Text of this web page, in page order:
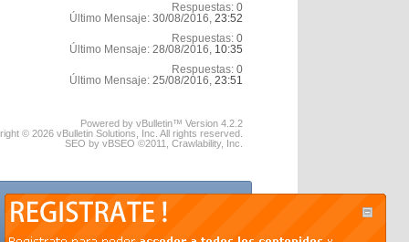
Respuestas: 0
Último Mensaje: 30/08/2016, 23:52
Respuestas: 0
Último Mensaje: 28/08/2016, 10:35
Respuestas: 0
Último Mensaje: 25/08/2016, 23:51
Powered by vBulletin™ Version 4.2.2
© 2026 vBulletin Solutions, Inc. All rights reserved.
SEO by vBSEO ©2011, Crawlability, Inc.